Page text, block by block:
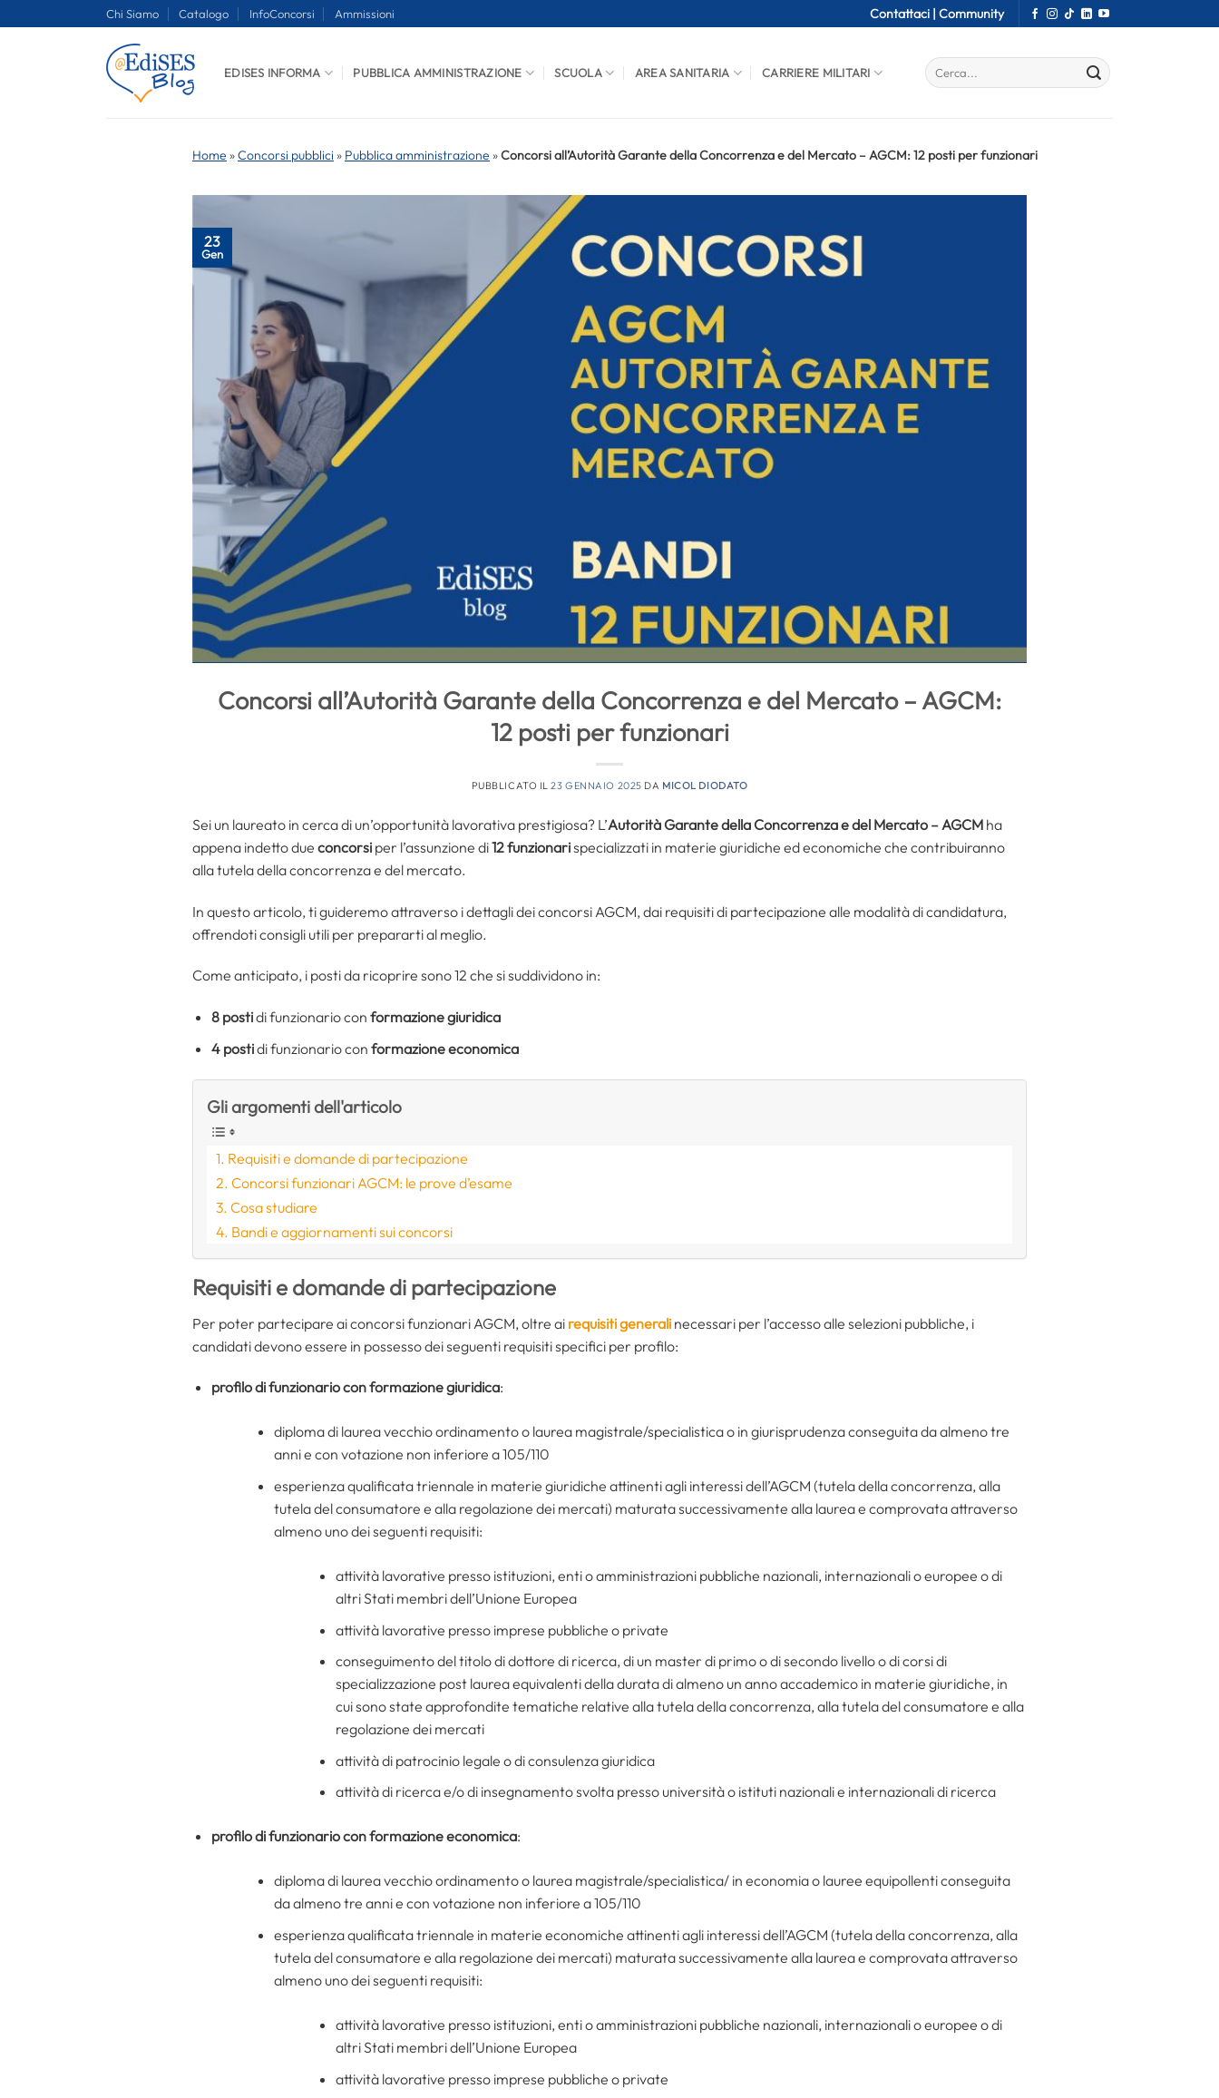
Chi Siamo Catalogo InfoConcorsi Ammissioni Contattaci | Community
EDISES INFORMA PUBBLICA AMMINISTRAZIONE SCUOLA AREA SANITARIA CARRIERE MILITARI
Home »Concorsi pubblici » Pubblica amministrazione »Concorsi all’Autorità Garante della Concorrenza e del Mercato – AGCM: 12 posti per funzionari
23
Gen
Concorsi all’Autorità Garante della Concorrenza e del Mercato – AGCM:
12 posti per funzionari
PUBBLICATO IL23 GENNAIO 2025 DA MICOL DIODATO
Sei un laureato in cerca di un’opportunità lavorativa prestigiosa? L’Autorità Garante della Concorrenza e del Mercato – AGCM ha
appena indetto due concorsi per l’assunzione di12 funzionarispecializzati in materie giuridiche ed economiche che contribuiranno
alla tutela della concorrenza e del mercato.
In questo articolo, ti guideremo attraverso i dettagli dei concorsi AGCM, dai requisiti di partecipazione alle modalità di candidatura,
offrendoti consigli utili per prepararti al meglio.
Come anticipato, i posti da ricoprire sono 12 che si suddividono in:
8 postidi funzionario con formazione giuridica
4 postidi funzionario con formazione economica
Gli argomenti dell'articolo
Requisiti e domande di partecipazione
Concorsi funzionari AGCM: le prove d’esame
Cosa studiare
Bandi e aggiornamenti sui concorsi
Requisiti e domande di partecipazione
Per poter partecipare ai concorsi funzionari AGCM, oltre ai requisiti generali necessari per l’accesso alle selezioni pubbliche, i
candidati devono essere in possesso dei seguenti requisiti specifici per profilo:
profilo di funzionario con formazione giuridica:
diploma di laurea vecchio ordinamento o laurea magistrale/specialistica o in giurisprudenza conseguita da almeno tre
anni e con votazione non inferiore a 105/110
esperienza qualificata triennale in materie giuridiche attinenti agli interessi dell’AGCM (tutela della concorrenza, alla
tutela del consumatore e alla regolazione dei mercati) maturata successivamente alla laurea e comprovata attraverso
almeno uno dei seguenti requisiti:
attività lavorative presso istituzioni, enti o amministrazioni pubbliche nazionali, internazionali o europee o di
altri Stati membri dell’Unione Europea
attività lavorative presso imprese pubbliche o private
conseguimento del titolo di dottore di ricerca, di un master di primo o di secondo livello o di corsi di
specializzazione post laurea equivalenti della durata di almeno un anno accademico in materie giuridiche, in
cui sono state approfondite tematiche relative alla tutela della concorrenza, alla tutela del consumatore e alla
regolazione dei mercati
attività di patrocinio legale o di consulenza giuridica
attività di ricerca e/o di insegnamento svolta presso università o istituti nazionali e internazionali di ricerca
profilo di funzionario con formazione economica:
diploma di laurea vecchio ordinamento o laurea magistrale/specialistica/ in economia o lauree equipollenti conseguita
da almeno tre anni e con votazione non inferiore a 105/110
esperienza qualificata triennale in materie economiche attinenti agli interessi dell’AGCM (tutela della concorrenza, alla
tutela del consumatore e alla regolazione dei mercati) maturata successivamente alla laurea e comprovata attraverso
almeno uno dei seguenti requisiti:
attività lavorative presso istituzioni, enti o amministrazioni pubbliche nazionali, internazionali o europee o di
altri Stati membri dell’Unione Europea
attività lavorative presso imprese pubbliche o private